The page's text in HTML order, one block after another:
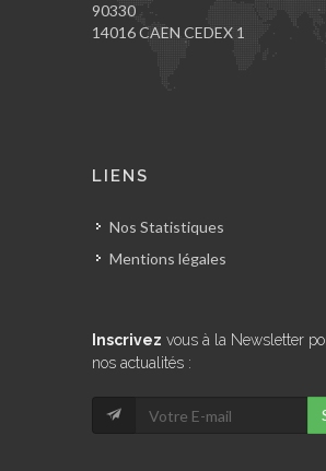
90330
14016 CAEN CEDEX 1
LIENS
Nos Statistiques
Mentions légales
Inscrivez vous à la Newsletter
nos actualités :